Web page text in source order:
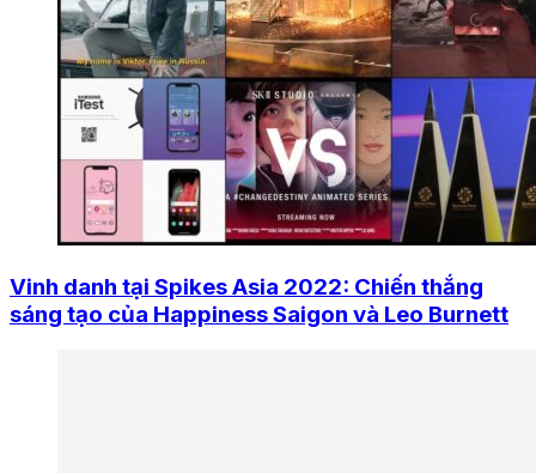
Vinh danh tại Spikes Asia 2022: Chiến thắng
sáng tạo của Happiness Saigon và Leo Burnett